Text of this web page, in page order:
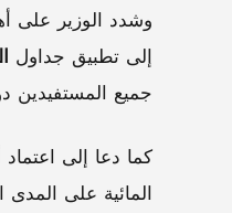
وشدد الوزير على
إلى تطبيق جداول
جميع المستفيدين
كما دعا إلى
المائية على المدى